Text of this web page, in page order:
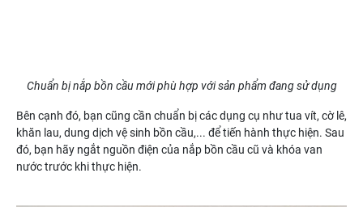
Chuẩn bị nắp bồn cầu mới phù hợp với sản phẩm đang sử dụng
Bên cạnh đó, bạn cũng cần chuẩn bị các dụng cụ như tua vít, cờ lê,
khăn lau, dung dịch vệ sinh bồn cầu,... để tiến hành thực hiện. Sau
đó, bạn hãy ngắt nguồn điện của nắp bồn cầu cũ và khóa van
nước trước khi thực hiện.